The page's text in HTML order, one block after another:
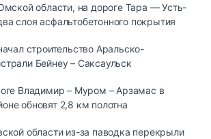
области, на дороге Тара — Усть-
слоя асфальтобетонного покрытия
строительство Аральско-
Бейнеу – Саксаульск
Владимир – Муром – Арзамас в
обновят 2,8 км полотна
области из-за паводка перекрыли